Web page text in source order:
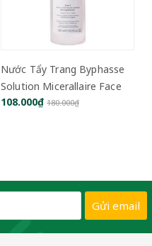
Nước Tẩy Trang Byphasse
Solution Micerallaire Face
108.000₫ 180.000₫
Gửi email